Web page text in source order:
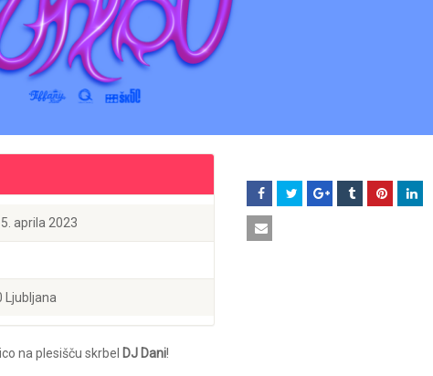
aprila 2023
Ljubljana
na plesišču skrbel DJ Dani!